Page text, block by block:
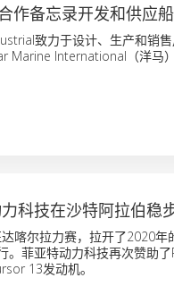
作备忘录开发和供应
致力于设计、生产和销
Marine International（洋马
科技在沙特阿拉伯稳
喀尔拉力赛，拉开了2020
。菲亚特动力科技再次赞助
13发动机。